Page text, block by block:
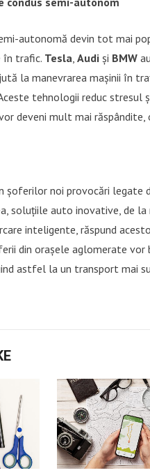
autonomă devin tot mai
în trafic. Tesla, Audi și BMW
la manevrarea mașinii în
tehnologii reduc
deveni mult mai
șoferilor noi provocări
soluțiile auto inovative, de
inteligente, răspund
din orașele aglomerate
astfel la un transport mai